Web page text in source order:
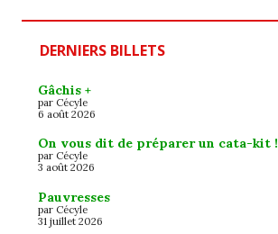
DERNIERS BILLETS
Gâchis +
par Cécyle
6 août 2026
On vous dit de préparer un cata-kit !
par Cécyle
3 août 2026
Pauvresses
par Cécyle
31 juillet 2026